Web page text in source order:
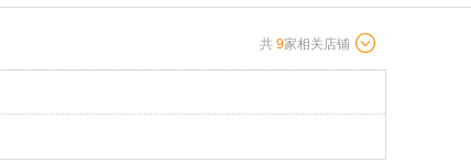
共 9家相关店铺